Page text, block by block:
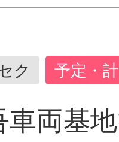
ク 予定・
両基